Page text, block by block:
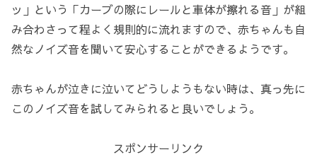
ッ」という「カーブの際にレールと車体が擦れる音」が組
み合わさって程よく規則的に流れますので、赤ちゃんも自
然なノイズ音を聞いて安心することができるようです。
赤ちゃんが泣きに泣いてどうしようもない時は、真っ先に
このノイズ音を試してみられると良いでしょう。
スポンサーリンク